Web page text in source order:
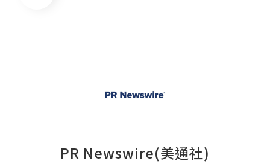
PR Newswire(美通社)